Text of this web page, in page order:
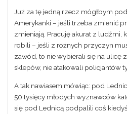
Już za tę jedną rzecz mógłbym
Amerykanki – jeśli trzeba zmienić
zmieniają. Pracuję akurat z ludźmi,
robili – jeśli z rożnych przyczyn
zawód, to nie wybierali się na ulicę
sklepów, nie atakowali policjantów
A tak nawiasem mówiąc: pod
50 tysięcy młodych wyznawców
się pod Lednicą podpalili coś